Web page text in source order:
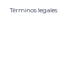
Términos legales